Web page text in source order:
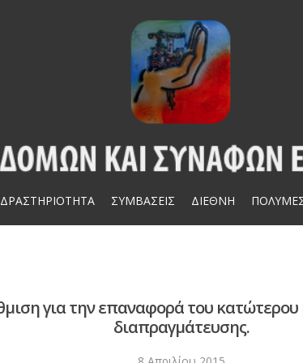
ΔΡΑΣΤΗΡΙΟΤΗΤΑ ΣΥΜΒΑΣΕΙΣ ΔΙΕΘΝΗ
για την επαναφορά του
διαπραγμάτευσης.